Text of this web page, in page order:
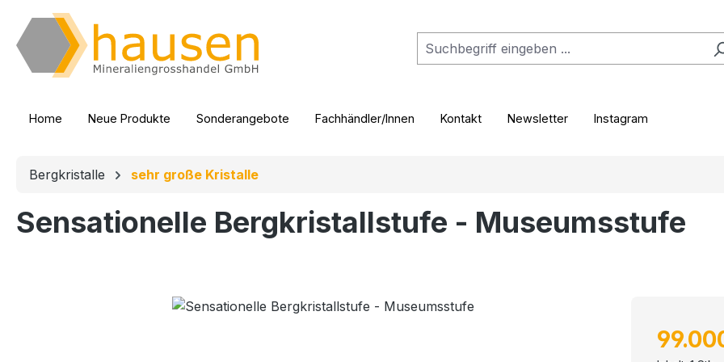
Hauptinhalt springen
Zur Suche springen
Zur Hauptnavigation springen
Home Neue Produkte Sonderangebote Fachhändler/Innen Kontakt Newsletter Instagram
Bergkristalle sehr große Kristalle
Sensationelle Bergkristallstufe - Museumsstufe
Bildergalerie überspringen
Regulärer